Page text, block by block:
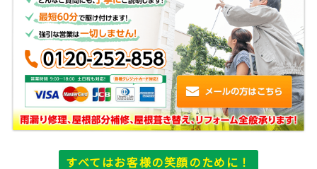
すべてはお客様の笑顔のために！